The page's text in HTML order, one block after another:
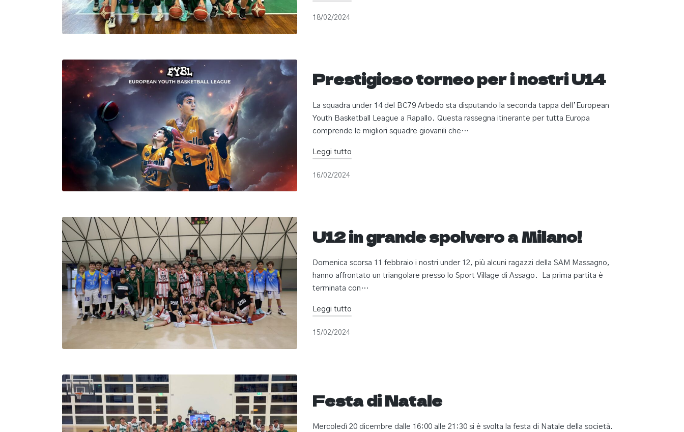
18/02/2024
Prestigioso torneo per i nostri U14
La squadra under 14 del BC79 Arbedo sta disputando la seconda tappa dell’European
Youth Basketball League a Rapallo. Questa rassegna itinerante per tutta Europa
comprende le migliori squadre giovanili che…
Leggi tutto
16/02/2024
U12 in grande spolvero a Milano!
Domenica scorsa 11 febbraio i nostri under 12, più alcuni ragazzi della SAM Massagno,
hanno affrontato un triangolare presso lo Sport Village di Assago. La prima partita è
terminata con…
Leggi tutto
15/02/2024
Festa di Natale
Mercoledì 20 dicembre dalle 16:00 alle 21:30 si è svolta la festa di Natale della società.